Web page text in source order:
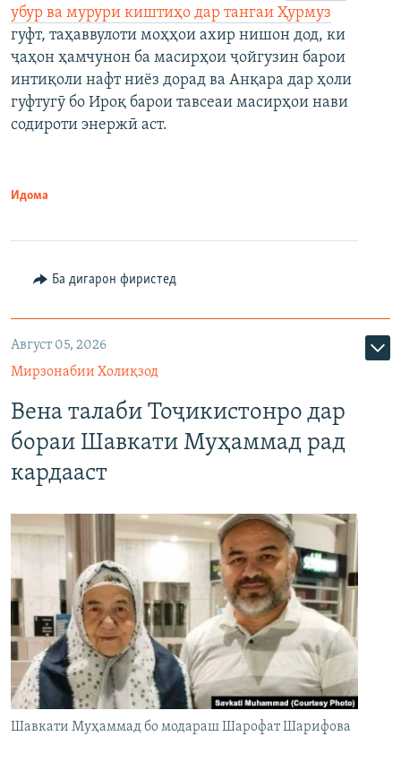
убур ва мурури киштиҳо дар тангаи Ҳурмуз
гуфт, таҳаввулоти моҳҳои ахир нишон дод, ки
ҷаҳон ҳамчунон ба масирҳои ҷойгузин барои
интиқоли нафт ниёз дорад ва Анқара дар ҳоли
гуфтугӯ бо Ироқ барои тавсеаи масирҳои нави
содироти энержӣ аст.
Идома
Ба дигарон фиристед
Август 05, 2026
Мирзонабии Холиқзод
Вена талаби Тоҷикистонро дар
бораи Шавкати Муҳаммад рад
кардааст
Шавкати Муҳаммад бо модараш Шарофат Шарифова